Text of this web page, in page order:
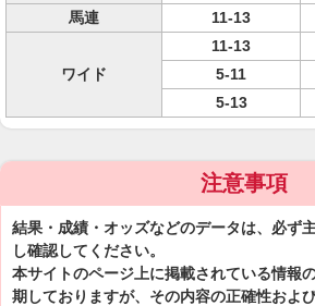
馬連
11-13
ワイド
11-13
5-11
5-13
注意事項
結果・成績・オッズなどのデータは、必ず
し確認してください。
本サイトのページ上に掲載されている情報
期しておりますが、その内容の正確性およ